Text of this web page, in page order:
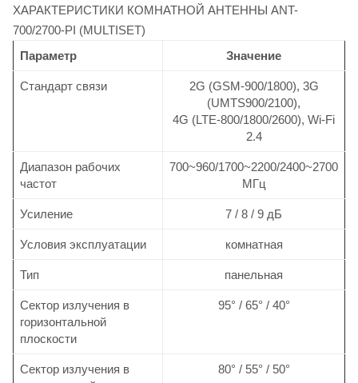
ХАРАКТЕРИСТИКИ КОМНАТНОЙ АНТЕННЫ ANT-
700/2700-PI (MULTISET)
Параметр
Значение
Стандарт связи
2G (GSM-900/1800), 3G
(UMTS900/2100),
4G (LTE-800/1800/2600), Wi-Fi
2.4
Диапазон рабочих
частот
700~960/1700~2200/2400~2700
МГц
Усиление 7 / 8 / 9 дБ
Условия эксплуатации комнатная
Тип панельная
Сектор излучения в
горизонтальной
плоскости
95° / 65° / 40°
Сектор излучения в
80° / 55° / 50°